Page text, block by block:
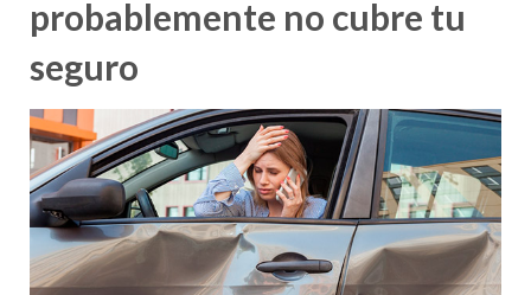
probablemente no cubre tu
seguro